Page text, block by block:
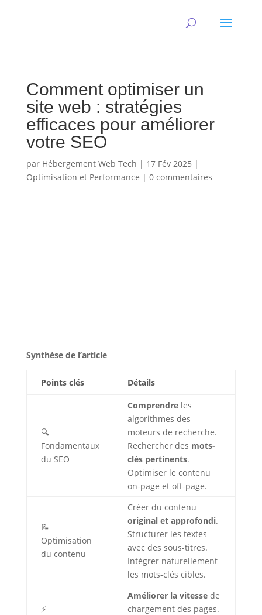
Comment optimiser un
site web : stratégies
efficaces pour améliorer
votre SEO
par Hébergement Web Tech | 17 Fév 2025 |
Optimisation et Performance | 0 commentaires
Synthèse de l’article
Points clés Détails
🔍
Fondamentaux
du SEO
Comprendreles
algorithmes des
moteurs de recherche.
Rechercher des mots-
clés pertinents.
Optimiser le contenu
on-page et off-page.
📝
Optimisation
du contenu
Créer du contenu
original et approfondi.
Structurer les textes
avec des sous-titres.
Intégrer naturellement
les mots-clés cibles.
⚡
Améliorer la vitessede
chargement des pages.